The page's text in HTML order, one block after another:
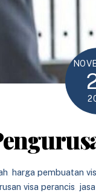
harga pembuatan
visa perancis